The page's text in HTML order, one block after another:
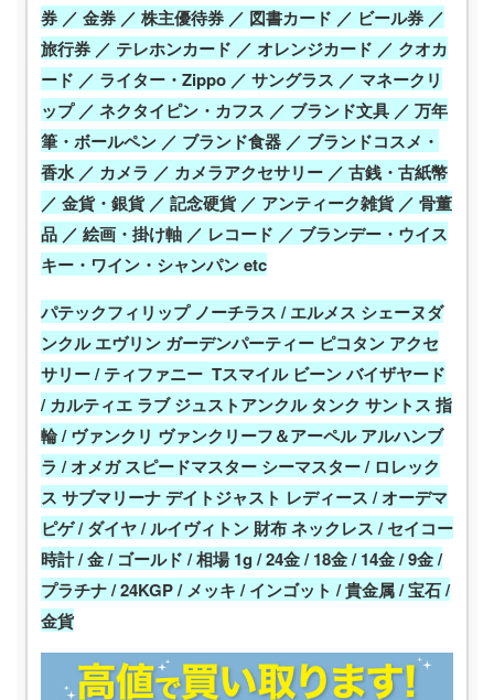
券 ／ 金券 ／ 株主優待券 ／ 図書カード ／ ビール券 ／
旅行券 ／ テレホンカード ／ オレンジカード ／ クオカ
ード ／ ライター・Zippo ／ サングラス ／ マネークリ
ップ ／ ネクタイピン・カフス ／ ブランド文具 ／ 万年
筆・ボールペン ／ ブランド食器 ／ ブランドコスメ・
香水 ／ カメラ ／ カメラアクセサリー ／ 古銭・古紙幣
／ 金貨・銀貨 ／ 記念硬貨 ／ アンティーク雑貨 ／ 骨董
品 ／ 絵画・掛け軸 ／ レコード ／ ブランデー・ウイス
キー・ワイン・シャンパン etc
パテックフィリップ ノーチラス / エルメス シェーヌダ
ンクル エヴリン ガーデンパーティー ピコタン アクセ
サリー / ティファニー Tスマイル ビーン バイザヤード
/ カルティエ ラブ ジュストアンクル タンク サントス 指
輪 / ヴァンクリ ヴァンクリーフ＆アーペル アルハンブ
ラ / オメガ スピードマスター シーマスター / ロレック
ス サブマリーナ デイトジャスト レディース / オーデマ
ピゲ / ダイヤ / ルイヴィトン 財布 ネックレス / セイコー
時計 / 金 / ゴールド / 相場 1g / 24金 / 18金 / 14金 / 9金 /
プラチナ / 24KGP / メッキ / インゴット / 貴金属 / 宝石 /
金貨